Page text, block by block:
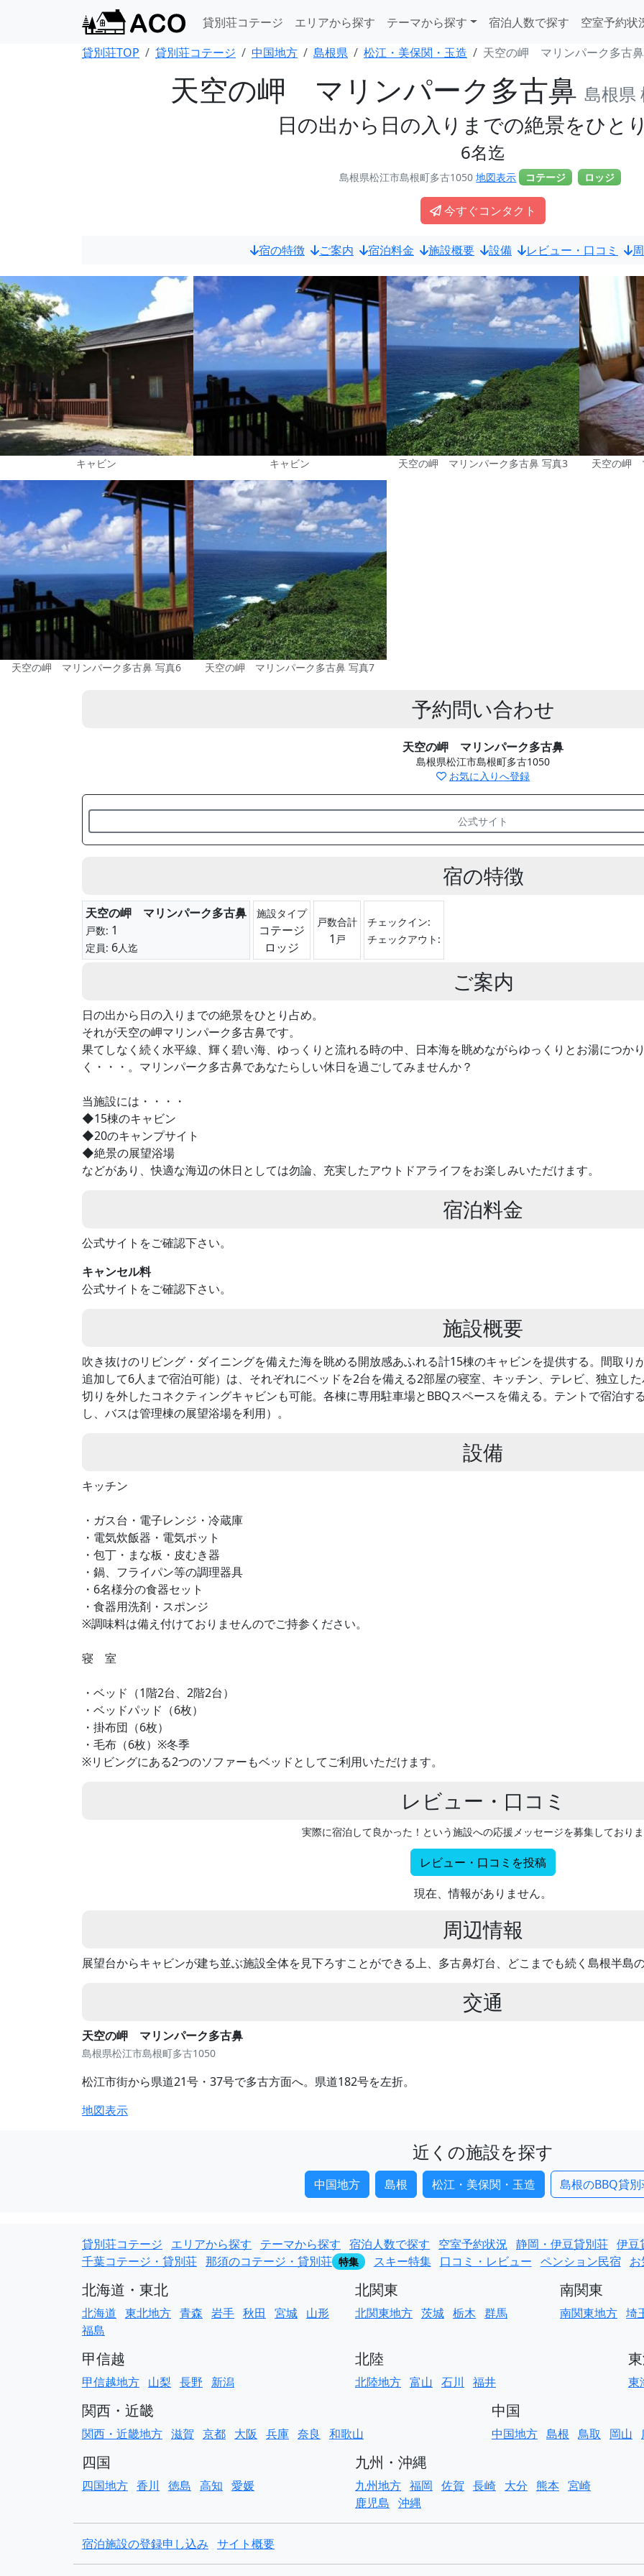
貸別荘コテージ エリアから探す テーマから探す 宿泊人数で探す
空室予約状
貸別荘TOP
貸別荘コテージ 中国地方 島根県 松江・美保関・玉造 天空の岬 マリンパーク多古鼻
天空の岬 マリンパーク多古鼻 島根県
日の出から日の入りまでの絶景をひと
6名迄
島根県松江市島根町多古1050地図表示 コテージ ロッジ
今すぐコンタクト
宿の特徴 ご案内 宿泊料金 施設概要 設備 レビュー・口コミ
キャビン キャビン 天空の岬 マリンパーク多古鼻 写真3 天空の岬
天空の岬 マリンパーク多古鼻 写真6 天空の岬 マリンパーク多古鼻 写真7
予約問い合わせ
天空の岬 マリンパーク多古鼻
島根県松江市島根町多古1050
お気に入りへ登録
公式サイト
宿の特徴
天空の岬 マリンパーク多古鼻
戸数: 1
定員: 6人迄
施設タイプ
コテージ
ロッジ
戸数合計
1 戸
チェックイン:
チェックアウト:
ご案内
日の出から日の入りまでの絶景をひとり占め。
それが天空の岬マリンパーク多古鼻です。
果てしなく続く水平線、輝く碧い海、ゆっくりと流れる時の中、日本海を眺めながらゆっくりとお湯につか
く・・・。マリンパーク多古鼻であなたらしい休日を過ごしてみませんか？
当施設には・・・・
◆15棟のキャビン
◆20のキャンプサイト
◆絶景の展望浴場
などがあり、快適な海辺の休日としては勿論、充実したアウトドアライフをお楽しみいただけます。
宿泊料金
公式サイトをご確認下さい。
キャンセル料
公式サイトをご確認下さい。
施設概要
吹き抜けのリビング・ダイニングを備えた海を眺める開放感あふれる計15棟のキャビンを提供する。間取
追加して6人まで宿泊可能）は、それぞれにベッドを2台を備える2部屋の寝室、キッチン、テレビ、独立し
切りを外したコネクティングキャビンも可能。各棟に専用駐車場とBBQスペースを備える。テントで宿泊す
し、バスは管理棟の展望浴場を利用）。
設備
キッチン
・ガス台・電子レンジ・冷蔵庫
・電気炊飯器・電気ポット
・包丁・まな板・皮むき器
・鍋、フライパン等の調理器具
・6名様分の食器セット
・食器用洗剤・スポンジ
※調味料は備え付けておりませんのでご持参ください。
寝 室
・ベッド（1階2台、2階2台）
・ベッドパッド（6枚）
・掛布団（6枚）
・毛布（6枚）※冬季
※リビングにある2つのソファーもベッドとしてご利用いただけます。
レビュー・口コミ
実際に宿泊して良かった！という施設への応援メッセージを募集しており
レビュー・口コミを投稿
現在、情報がありません。
周辺情報
展望台からキャビンが建ち並ぶ施設全体を見下ろすことができる上、多古鼻灯台、どこまでも続く島根半島
交通
天空の岬 マリンパーク多古鼻
島根県松江市島根町多古1050
松江市街から県道21号・37号で多古方面へ。県道182号を左折。
地図表示
近くの施設を探す
中国地方 島根 松江・美保関・玉造 島根のBBQ貸別
貸別荘コテージ エリアから探す テーマから探す 宿泊人数で探す 空室予約状況 静岡・伊豆貸別荘 伊豆
千葉コテージ・貸別荘 那須のコテージ・貸別荘 特集 スキー特集 口コミ・レビュー ペンション民宿
北海道・東北
北海道 東北地方 青森 岩手 秋田 宮城 山形
福島
北関東
北関東地方 茨城 栃木 群馬
南関東
南関東地方 埼
甲信越
甲信越地方 山梨 長野 新潟
北陸
北陸地方 富山 石川 福井 東
関西・近畿
関西・近畿地方 滋賀 京都 大阪 兵庫 奈良 和歌山
中国
中国地方 島根 鳥取 岡山
四国
四国地方 香川 徳島 高知 愛媛
九州・沖縄
九州地方 福岡 佐賀 長崎 大分 熊本 宮崎
鹿児島 沖縄
宿泊施設の登録申し込み サイト概要